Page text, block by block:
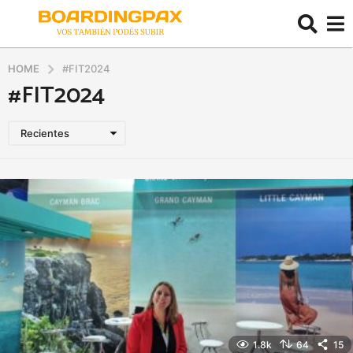
HOME #FIT2024
#FIT2024
Recientes
1.8k 64 15